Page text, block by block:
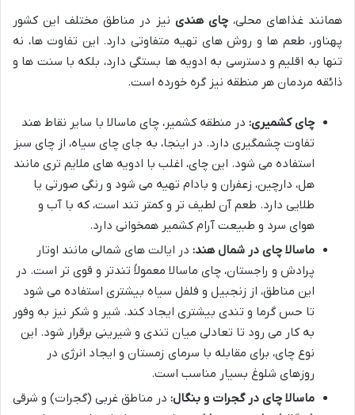
همانند غذاهای محلی،چای هندی نیز در مناطق مختلف این کشور
پهناور، طعم ها و روش های تهیه متفاوتی دارد. این تفاوت ها، نه
تنها به اقلیم و دسترسی به ادویه ها بستگی دارد، بلکه با سنت ها و
ذائقه مردمان هر منطقه نیز گره خورده است.
چای کشمیری: در منطقه کشمیر، چای ماسالا با سایر نقاط هند
تفاوت چشمگیری دارد. در اینجا، به جای چای سیاه، از چای سبز
استفاده می شود. این چای، اغلب با ادویه های ملایم تری مانند
هل، دارچین، زعفران و بادام تهیه می شود و رنگی صورتی یا
طلایی دارد. طعم آن لطیف تر و کمتر تند است، که با آب و
هوای سرد و طبیعت آرام کشمیر همخوانی دارد.
ماسالا چای در شمال هند: در ایالت های شمالی مانند اوتار
پرادش و راجستان، چای ماسالا معمولاً تندتر و قوی تر است. در
این مناطق، از زنجبیل و فلفل سیاه بیشتری استفاده می شود
تا حس گرما و تندی بیشتری ایجاد کند. شیر و شکر نیز به وفور
به کار می رود تا تعادلی میان تندی و شیرینی برقرار شود. این
نوع چای، برای مقابله با سرمای زمستان و ایجاد انرژی در
روزهای شلوغ بسیار مناسب است.
ماسالا چای در گجرات و بنگال: در مناطق غربی (گجرات) و شرقی